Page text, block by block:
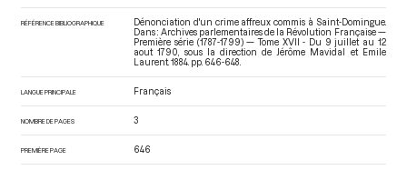
RÉFÉRENCE BIBLIOGRAPHIQUE
Dénonciation d'un crime affreux commis à Saint-Domingue.
Dans : Archives parlementaires de la Révolution Française —
Première série (1787-1799) — Tome XVII - Du 9 juillet au 12
aout 1790
, sous la direction de Jérôme Mavidal et Emile
Laurent. 1884. pp. 646-648.
LANGUE PRINCIPALE Français
NOMBRE DE PAGES 3
PREMIÈRE PAGE 646